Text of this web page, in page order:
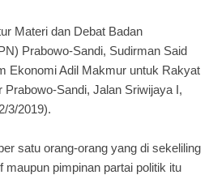
Materi dan Debat Badan
Prabowo-Sandi, Sudirman Said
Ekonomi Adil Makmur untuk Rakyat
Prabowo-Sandi, Jalan Sriwijaya I,
3/2019).
satu orang-orang yang di sekeliling
pimpinan partai politik itu